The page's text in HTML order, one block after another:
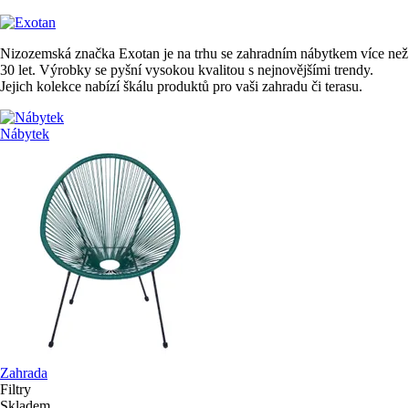
Nizozemská značka Exotan je na trhu se zahradním nábytkem více než
30 let. Výrobky se pyšní vysokou kvalitou s nejnovějšími trendy.
Jejich kolekce nabízí škálu produktů pro vaši zahradu či terasu.
Nábytek
Zahrada
Filtry